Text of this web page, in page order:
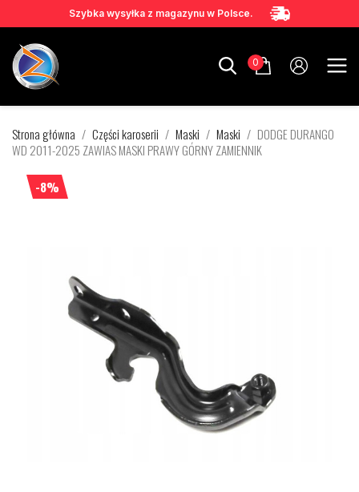
Szybka wysyłka z magazynu w Polsce.
0
Strona główna Części karoserii Maski Maski
DODGE DURANGO
WD 2011-2025 ZAWIAS MASKI PRAWY GÓRNY ZAMIENNIK
-8%